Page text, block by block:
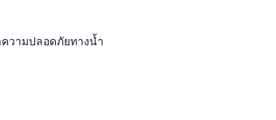
วามปลอดภัยทางน้ำ